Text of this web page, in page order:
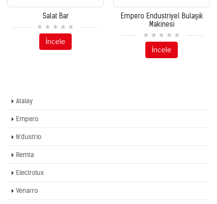
Salat Bar
İncele
Empero Endustriyel Bulaşık
Makinesi
İncele
Atalay
Empero
N'dustrio
Remta
Electrolux
Venarro